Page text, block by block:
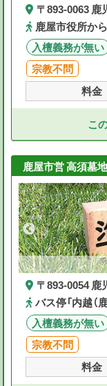
〒893-0063
鹿屋市役所か
入檀義務が無い
宗教不問
料金
こ
鹿屋市営 高須墓地
〒893-0054
バス停「内越（
入檀義務が無い
宗教不問
料金